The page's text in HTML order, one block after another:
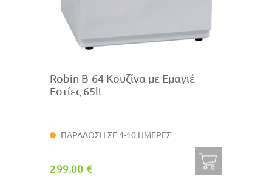
Robin B-64 Κουζίνα με Εμαγιέ
Εστίες 65lt
ΠΑΡΑΔΟΣΗ ΣΕ 4-10 ΗΜΕΡΕΣ
299.00 €